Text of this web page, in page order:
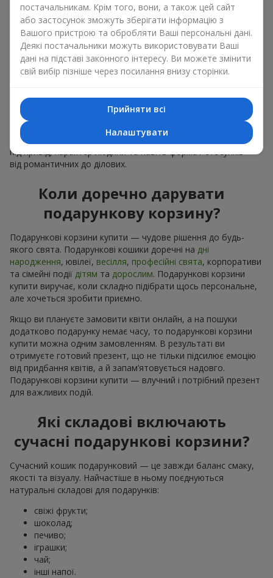
можете набір подарункові корзини купити. Подарункова
корзина з вишуканими смаколиками до свята, фруктами,
смачним чаєм чи, навіть, алкогольними напоями стає
ідеальним доповненням до квітів або самостійним
презентом. Ідеальний набір, лаконічне оформлення і
вишуканий букет, як фінальний акцент — потрібно
Подарункові корзини купити — це не просто придбати
банальну річ. Сьогодні подарункові корзини купити — це
універсальний подарунок для всіх, який легко адаптується
під привід, характер людини та навіть формат стосунків —
від романтичних до ділових.
Коли доречно дарувати
подарункову корзину?
Подарункові корзини купити — чудове рішення до будь-
якого свята. Подарункові кошики доречні на дні
народження, ювілеї, весілля, професійні свята, корпоративи
та сімейні події дітям та дорослим. Подарункові корзини
купити виручає, коли складно підібрати щось персональне,
але хочеться зробити приємно.
Якщо ви плануєте замовити квіти онлайн, а на пошуки
додатково подарунку немає часу, то подарункові корзини
купити можна одним замовленням. В результаті ви
отримуєте готовий презент, що не тільки підсилює емоцію
від придбання квітів, а й запам’ятовується надовго.
Подарункові корзини купити — влучний і потрібний презент
для важливих подій.
Які складові включають
сучасні подарункові корзини?
Сучасний кошик подарунковий — це завжди баланс смаку,
якості та візуалу. Найчастіше в ньому поєднуються
натуральні складові для подарунків:
свіжі фрукти;
шоколад;
печиво;
іграшки;
чай;
інші напої.
постачальникам. Крім того, вони, а також цей сайт
або застосунок зможуть зберігати інформацію з
Вашого пристрою та обробляти Ваші персональні дані.
Деякі постачальники можуть використовувати Ваші
дані на підставі законного інтересу. Ви можете змінити
свій вибір пізніше через посилання внизу сторінки.
Прийняти всі
Налаштувати